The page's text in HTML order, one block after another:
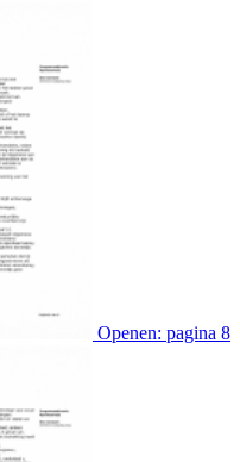
Openen: pagina 8